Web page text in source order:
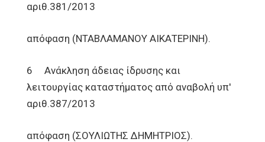
αριθ.381/2013
απόφαση (ΝΤΑΒΛΑΜΑΝΟΥ ΑΙΚΑΤΕΡΙΝΗ).
6 Ανάκληση άδειας ίδρυσης και
λειτουργίας καταστήματος από αναβολή υπ'
αριθ.387/2013
απόφαση (ΣΟΥΛΙΩΤΗΣ ΔΗΜΗΤΡΙΟΣ).